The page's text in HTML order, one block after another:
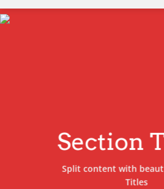
Section
Split content with
Titles